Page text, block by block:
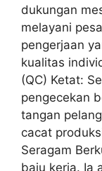
dukungan
melayani
pengerjaan
kualitas
(QC) Ketat:
pengecekan
tangan
cacat
Seragam
baju kerja. Ia